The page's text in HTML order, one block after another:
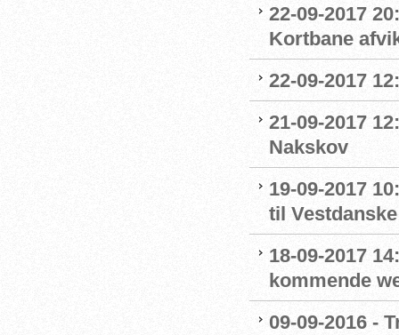
22-09-2017
Kortbane
22-09-2017
21-09-2017
Nakskov
19-09-2017
til
18-09-2017
kommende
09-09-2016 -